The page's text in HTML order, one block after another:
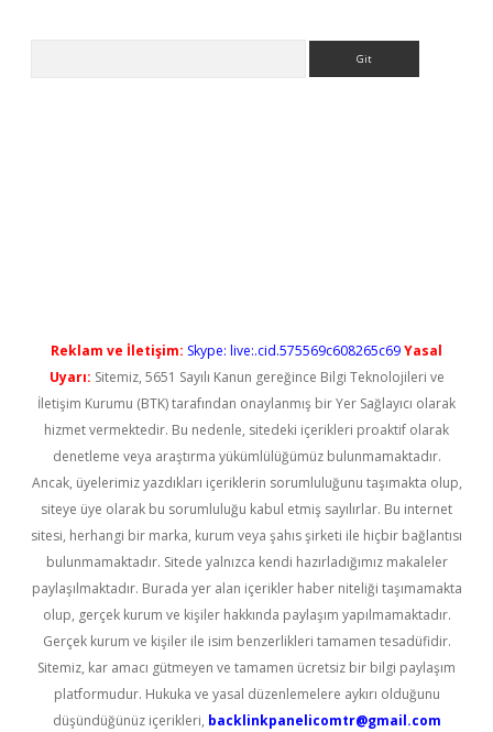
Reklam ve İletişim: Skype: live:.cid.575569c608265c69Yasal
Uyarı: Sitemiz, 5651 Sayılı Kanun gereğince Bilgi Teknolojileri ve
İletişim Kurumu (BTK) tarafından onaylanmış bir Yer Sağlayıcı olarak
hizmet vermektedir. Bu nedenle, sitedeki içerikleri proaktif olarak
denetleme veya araştırma yükümlülüğümüz bulunmamaktadır.
Ancak, üyelerimiz yazdıkları içeriklerin sorumluluğunu taşımakta olup,
siteye üye olarak bu sorumluluğu kabul etmiş sayılırlar. Bu internet
sitesi, herhangi bir marka, kurum veya şahıs şirketi ile hiçbir bağlantısı
bulunmamaktadır. Sitede yalnızca kendi hazırladığımız makaleler
paylaşılmaktadır. Burada yer alan içerikler haber niteliği taşımamakta
olup, gerçek kurum ve kişiler hakkında paylaşım yapılmamaktadır.
Gerçek kurum ve kişiler ile isim benzerlikleri tamamen tesadüfidir.
Sitemiz, kar amacı gütmeyen ve tamamen ücretsiz bir bilgi paylaşım
platformudur. Hukuka ve yasal düzenlemelere aykırı olduğunu
düşündüğünüz içerikleri, backlinkpanelicomtr@gmail.com